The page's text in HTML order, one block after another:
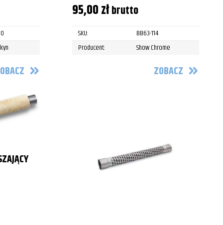
95,00złbrutto
SKU:
BB63-114
Producent:
Show Chrome
ZOBACZ